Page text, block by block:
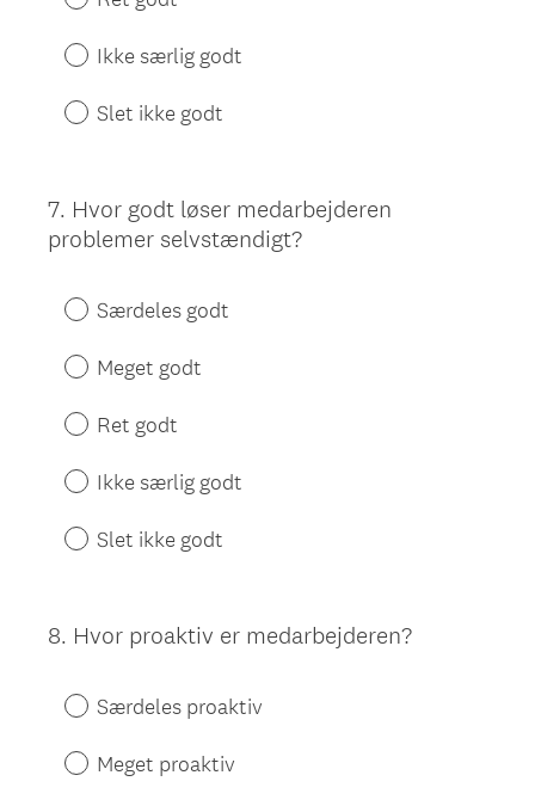
Ikke særlig godt
Slet ikke godt
Question
Title
7. Hvor godt løser medarbejderen
problemer selvstændigt?
Særdeles godt
Meget godt
Ret godt
Ikke særlig godt
Slet ikke godt
Question
8. Hvor proaktiv er medarbejderen?
Særdeles proaktiv
Meget proaktiv